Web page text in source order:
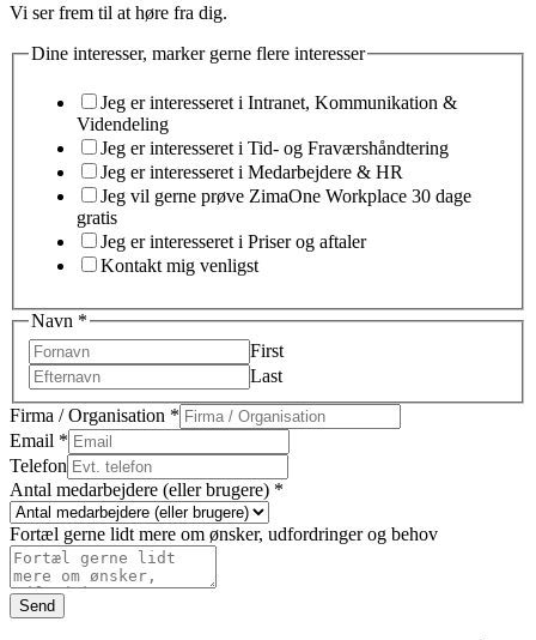
Vi ser frem til at høre fra dig.
Dine interesser, marker gerne flere interesser
Jeg er interesseret i Intranet, Kommunikation &
Videndeling
Jeg er interesseret i Tid- og Fraværshåndtering
Jeg er interesseret i Medarbejdere & HR
Jeg vil gerne prøve ZimaOne Workplace 30 dage
gratis
Jeg er interesseret i Priser og aftaler
Kontakt mig venligst
Navn *
First
Last
Firma / Organisation *
Email *
Telefon
Antal medarbejdere (eller brugere) *
Fortæl gerne lidt mere om ønsker, udfordringer og behov
Send